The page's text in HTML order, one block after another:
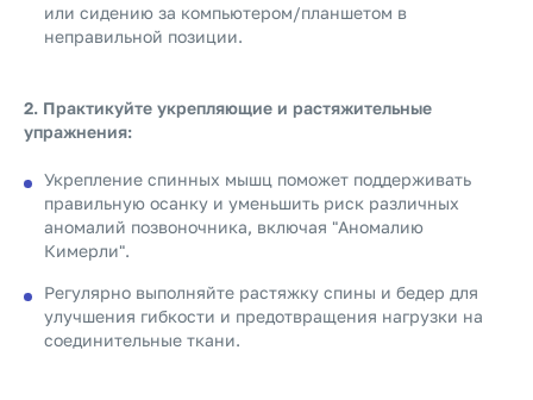
или сидению за компьютером/планшетом в
неправильной позиции.
2. Практикуйте укрепляющие и растяжительные
упражнения:
Укрепление спинных мышц поможет поддерживать
правильную осанку и уменьшить риск различных
аномалий позвоночника, включая "Аномалию
Кимерли".
Регулярно выполняйте растяжку спины и бедер для
улучшения гибкости и предотвращения нагрузки на
соединительные ткани.